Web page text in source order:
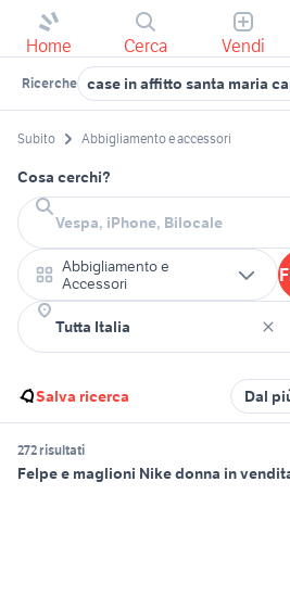
Home Cerca Vendi
Ricerche case in affitto santa maria
Subito Abbigliamento e accessori
Cosa cerchi?
Abbigliamento e
Accessori
Salva ricerca Dal
272 risultati
Felpe e maglioni Nike donna in